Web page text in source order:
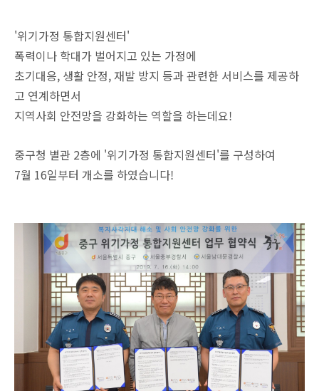
'위기가정 통합지원센터'
폭력이나 학대가 벌어지고 있는 가정에
초기대응, 생활 안정, 재발 방지 등과 관련한 서비스를 제공하
고 연계하면서
지역사회 안전망을 강화하는 역할을 하는데요!
중구청 별관 2층에 '위기가정 통합지원센터'를 구성하여
7월 16일부터 개소를 하였습니다!